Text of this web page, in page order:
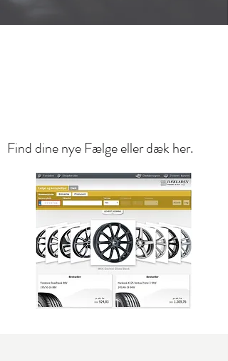
Find dine nye Fælge eller dæk her.